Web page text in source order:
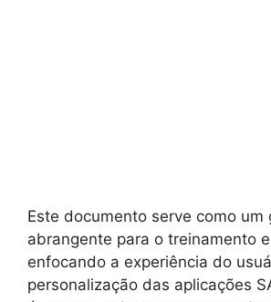
Este documento serve como um
abrangente para o treinamento
enfocando a experiência do
personalização das aplicações